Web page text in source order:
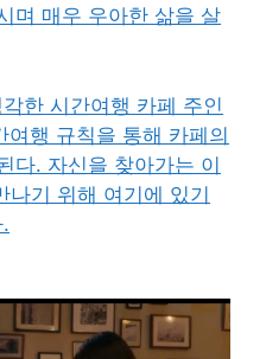
며 매우 우아한 삶을 살
한 시간여행 카페 주인
행 규칙을 통해 카페의
다. 자신을 찾아가는 이
나기 위해 여기에 있기